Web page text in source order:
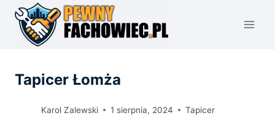
Przejdź
treści
Tapicer Łomża
Karol Zalewski 1 sierpnia, 2024 Tapicer